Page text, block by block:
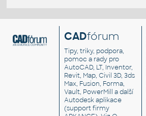
CADfórum
Tipy, triky, podpora,
pomoc a rady pro
AutoCAD, LT, Inventor,
Revit, Map, Civil 3D, 3ds
Max, Fusion, Forma,
Vault, PowerMill a další
Autodesk aplikace
(support firmy